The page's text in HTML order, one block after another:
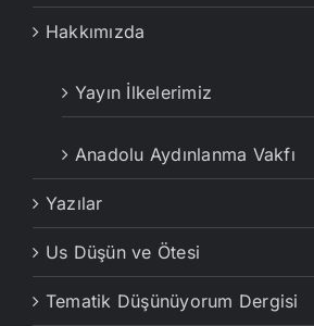
Hakkımızda
Yayın İlkelerimiz
Anadolu Aydınlanma Vakfı
Yazılar
Us Düşün ve Ötesi
Tematik Düşünüyorum Dergisi